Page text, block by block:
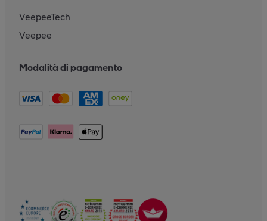
VeepeeTech
Veepee
Modalità di pagamento